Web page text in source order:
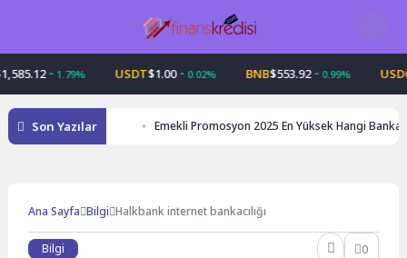
1.79% USDT$1.00 0.02% $553.92 0.99% USDC
Son Yazılar Emekli Promosyon 2025 En Yüksek Hangi Banka
Ana Sayfa Bilgi Halkbank internet bankacılığı
Bilgi 0